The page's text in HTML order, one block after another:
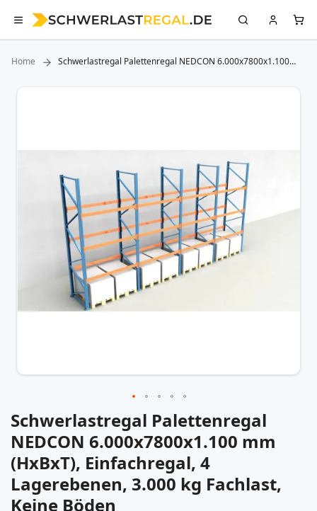
Home
Schwerlastregal Palettenregal NEDCON 6.000x7800x1.100
Zum
Zum
Anfang
der
Bildergalerie
springen
Schwerlastregal Palettenregal
NEDCON 6.000x7800x1.100 mm
(HxBxT), Einfachregal, 4
Lagerebenen, 3.000 kg Fachlast,
Keine Böden